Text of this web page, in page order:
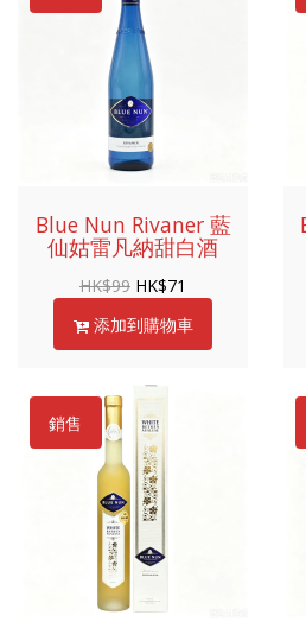
Blue Nun Rivaner 藍
仙姑雷凡納甜白酒
HK$99 HK$71
添加到購物車
銷售